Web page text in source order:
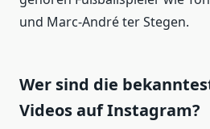
und Marc-André ter Stegen.
Wer sind die
Videos auf Instagram?